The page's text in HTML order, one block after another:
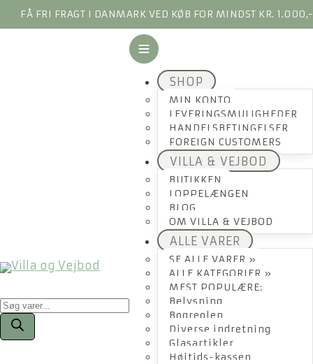
FÅ FRI FRAGT I DANMARK VED KØB FOR MINDST KR. 1.000,-
Products
search
SHOP
MIN KONTO
LEVERINGSMULIGHEDER
HANDELSBETINGELSER
FOREIGN CUSTOMERS
VILLA & VEJBOD
BUTIKKEN
LOPPELÆNGEN
BLOG
OM VILLA & VEJBOD
ALLE VARER
SE ALLE VARER »
ALLE KATEGORIER »
MEST POPULÆRE:
Belysning
Bogreolen
Diverse indretning
Glasartikler
Højtids-kassen